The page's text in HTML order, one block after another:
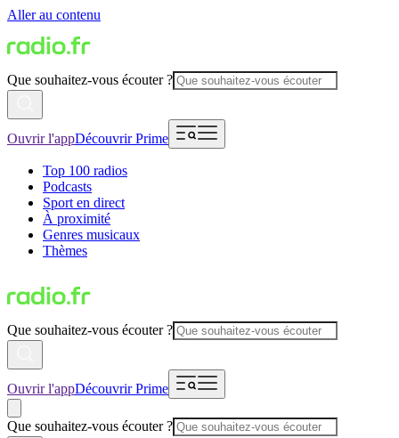
Aller au contenu
Que souhaitez-vous écouter ?
Ouvrir l'appDécouvrir Prime
Top 100 radios
Podcasts
Sport en direct
À proximité
Genres musicaux
Thèmes
Que souhaitez-vous écouter ?
Ouvrir l'appDécouvrir Prime
Que souhaitez-vous écouter ?